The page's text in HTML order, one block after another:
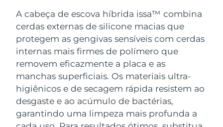
A cabeça de escova híbrida issa™ combina
cerdas externas de silicone macias que
protegem as gengivas sensíveis com cerdas
internas mais firmes de polímero que
removem eficazmente a placa e as
manchas superficiais. Os materiais ultra-
higiênicos e de secagem rápida resistem ao
desgaste e ao acúmulo de bactérias,
garantindo uma limpeza mais profunda a